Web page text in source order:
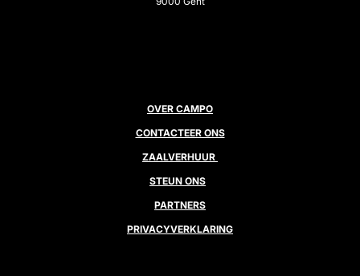
OVER CAMPO
CONTACTEER ONS
ZAALVERHUUR
STEUN ONS
PARTNERS
PRIVACYVERKLARING